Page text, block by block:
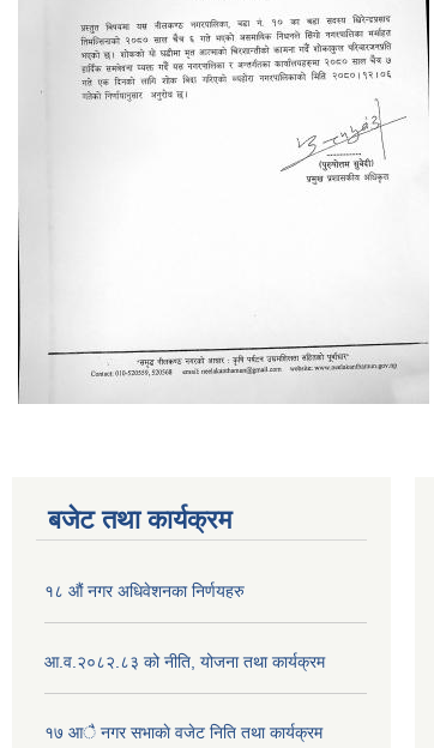
बजेट तथा कार्यक्रम
१८ औं नगर अधिवेशनका निर्णयहरु
आ.व.२०८२.८३ को नीति, योजना तथा कार्यक्रम
१७ आै नगर सभाकाे वजेट निति तथा कार्यक्रम